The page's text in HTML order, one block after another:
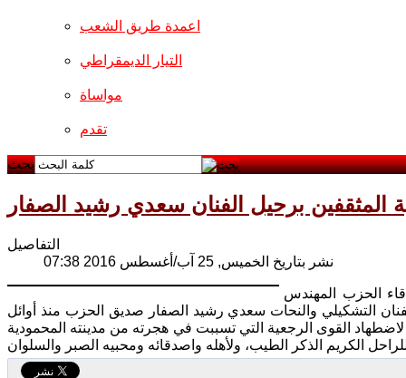
اعمدة طريق الشعب
التيار الديمقراطي
مواساة
تقدم
بحث
المثقفين برحيل الفنان سعدي رشيد الصفار
التفاصيل
نشر بتاريخ الخميس, 25 آب/أغسطس 2016 07:38
الحزب المهندس
التشكيلي والنحات سعدي رشيد الصفار صديق الحزب منذ أوائل
القوى الرجعية التي تسببت في هجرته من مدينته المحمودية